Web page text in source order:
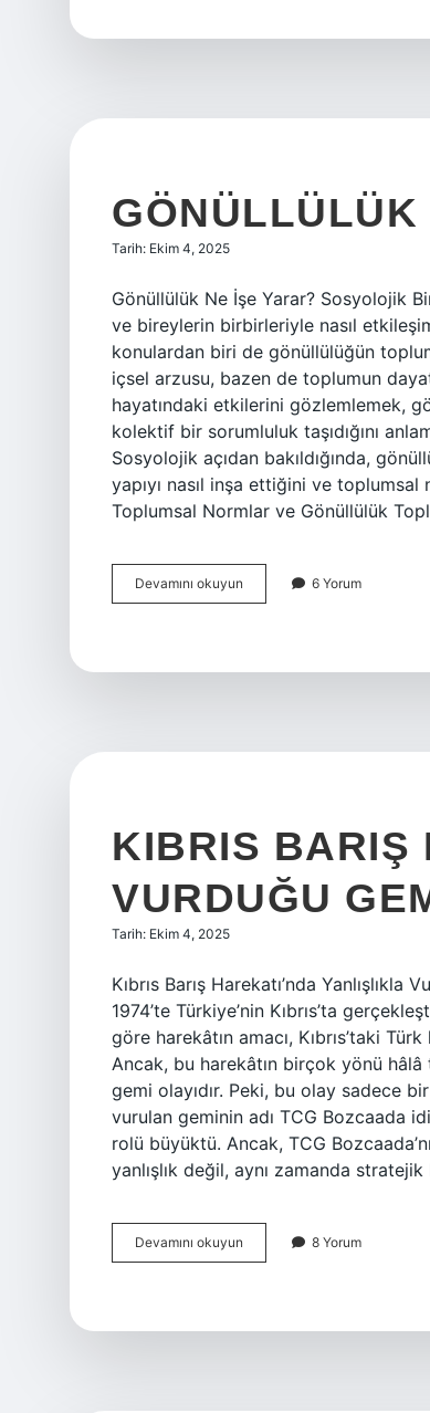
GÖNÜLLÜLÜK
Tarih: Ekim 4, 2025
Gönüllülük Ne İşe Yarar? Sosyolojik
ve bireylerin birbirleriyle nasıl
konulardan biri de gönüllülüğün
içsel arzusu, bazen de toplumun
hayatındaki etkilerini gözlemlemek,
kolektif bir sorumluluk taşıdığını
Sosyolojik açıdan bakıldığında,
yapıyı nasıl inşa ettiğini ve toplumsal
Toplumsal Normlar ve Gönüllülük
Devamını okuyun Gönüllülük
ne
6 Yorum
KIBRIS BARIŞ
VURDUĞU
Tarih: Ekim 4, 2025
Kıbrıs Barış Harekatı’nda
1974’te Türkiye’nin Kıbrıs’ta
göre harekâtın amacı, Kıbrıs’taki
Ancak, bu harekâtın birçok yönü hâlâ
gemi olayıdır. Peki, bu olay sadece
vurulan geminin adı TCG Bozcaada
rolü büyüktü. Ancak, TCG
yanlışlık değil, aynı zamanda
Devamını okuyun
Barış
8 Yorum